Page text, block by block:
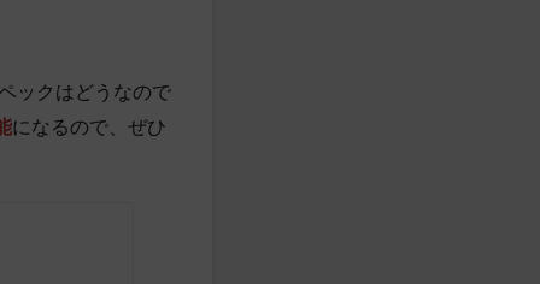
ックはどうなので
になるので、ぜひ